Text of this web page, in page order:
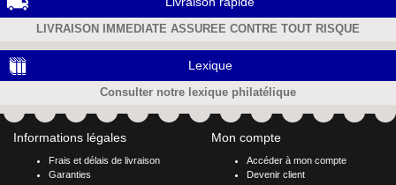
LIVRAISON IMMEDIATE ASSUREE CONTRE TOUT RISQUE
Lexique
Consulter notre lexique philatélique
Informations légales
Frais et délais de livraison
Garanties
Mon compte
Accéder à mon compte
Devenir client